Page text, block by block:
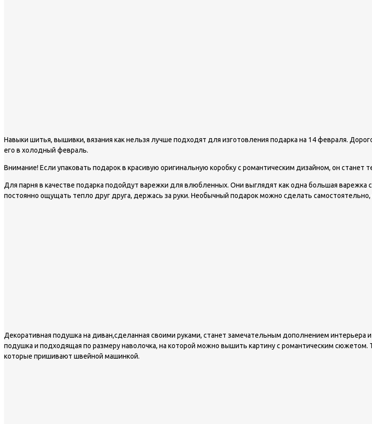
Навыки шитья, вышивки, вязания как нельзя лучше подходят для изготовления подарка на 14 февраля.
его в холодный февраль.
Внимание!Если упаковать подарок в красивую оригинальную коробку с романтическим дизайном, он станет
Для парня в качестве подарка подойдут варежки для влюбленных. Они выглядят как одна большая
постоянно ощущать тепло друг друга, держась за руки. Необычный подарок можно сделать самостоятельно,
Декоративная подушка на диван,сделанная своими руками, станет замечательным дополнением
подушка и подходящая по размеру наволочка, на которой можно вышить картину с романтическим
которые пришивают швейной машинкой.